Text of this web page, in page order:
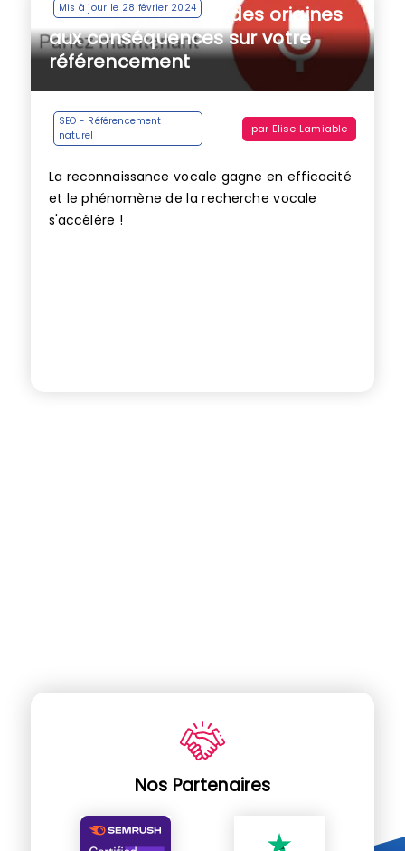
Mis à jour le 28 février 2024
Recherche vocale : des origines
aux conséquences sur votre
référencement
SEO - Référencement
naturel
par Elise Lamiable
La reconnaissance vocale gagne en efficacité
et le phénomène de la recherche vocale
s'accélère !
Nos Partenaires